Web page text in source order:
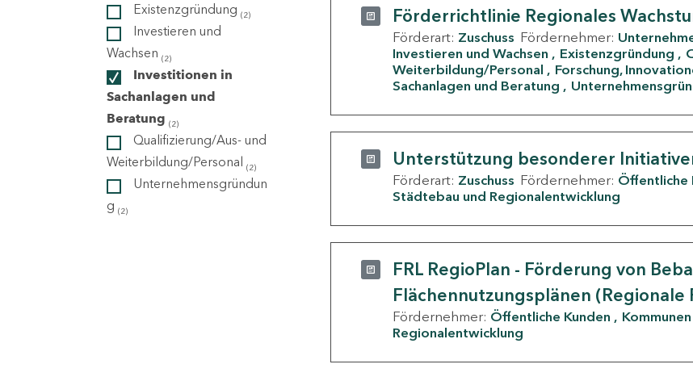
Existenzgründung (2)
Investieren und
Wachsen (2)
Investitionen in
Sachanlagen und
Beratung (2)
Qualifizierung/Aus- und
Weiterbildung/Personal (2)
Unternehmensgründun
g (2)
Förderrichtlinie Regionales
Förderart: Zuschuss Fördernehmer:
Investieren und Wachsen
Existenzgründung
Weiterbildung/Personal
Forschung,
Sachanlagen und Beratung
Unterstützung besonderer
Förderart: Zuschuss Fördernehmer: Öffentliche
Städtebau und Regionalentwicklung
FRL RegioPlan - Förderung von
Flächennutzungsplänen
Fördernehmer: Öffentliche Kunden Kommunen
Regionalentwicklung